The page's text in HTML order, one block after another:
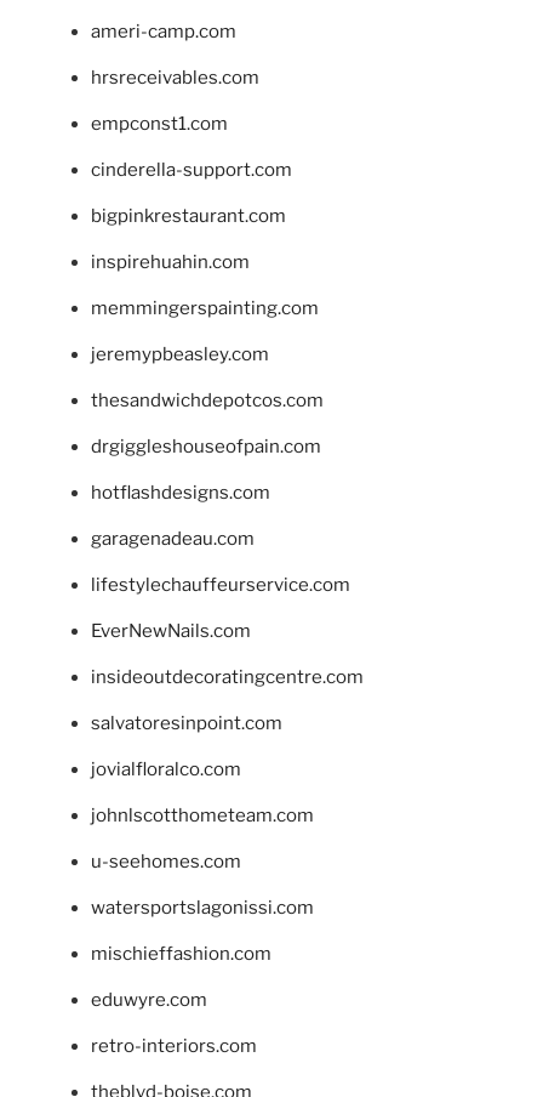
ameri-camp.com
hrsreceivables.com
empconst1.com
cinderella-support.com
bigpinkrestaurant.com
inspirehuahin.com
memmingerspainting.com
jeremypbeasley.com
thesandwichdepotcos.com
drgiggleshouseofpain.com
hotflashdesigns.com
garagenadeau.com
lifestylechauffeurservice.com
EverNewNails.com
insideoutdecoratingcentre.com
salvatoresinpoint.com
jovialfloralco.com
johnlscotthometeam.com
u-seehomes.com
watersportslagonissi.com
mischieffashion.com
eduwyre.com
retro-interiors.com
theblvd-boise.com